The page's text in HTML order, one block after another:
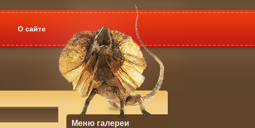
О сайте
Меню галереи